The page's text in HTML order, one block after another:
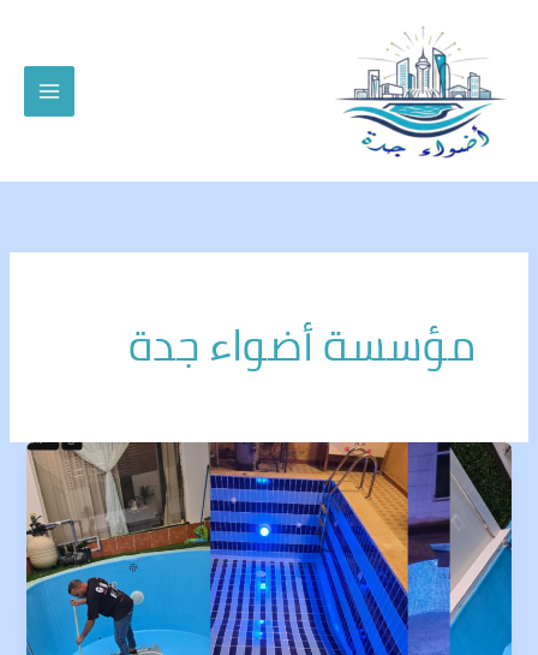
المحتوى
مؤسسة أضواء جدة